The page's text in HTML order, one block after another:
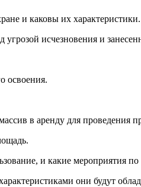
и каковы их характеристики.
угрозой исчезновения и
освоения.
в аренду для проведения
и какие мероприятия
они будут